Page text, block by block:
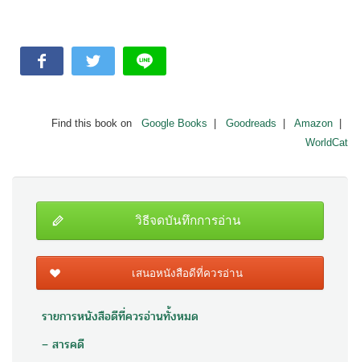
Find this book on Google Books Goodreads Amazon
WorldCat
วิธีจดบันทึกการอ่าน
เสนอหนังสือดีที่ควรอ่าน
รายการหนังสือดีที่ควรอ่านทั้งหมด
– สารคดี